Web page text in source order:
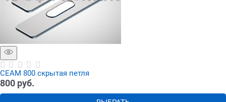
СЕАМ 800 скрытая петля
800 руб.